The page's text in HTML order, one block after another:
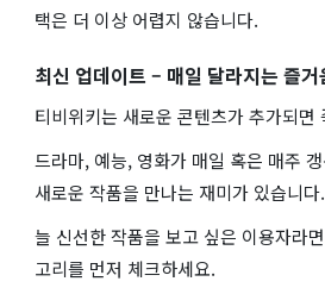
택은 더 이상 어렵지 않습니다.
최신 업데이트 – 매일 달라지는 즐거
티비위키는 새로운 콘텐츠가 추가되면
드라마, 예능, 영화가 매일 혹은 매주
새로운 작품을 만나는 재미가 있습니다.
늘 신선한 작품을 보고 싶은 이용자라
고리를 먼저 체크하세요.